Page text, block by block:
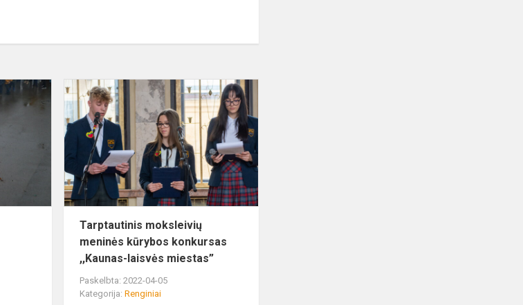
Auksinės
lemputės
2022
meninės
konkursas
,,Kaunas-...
Tarptautinis moksleivių
meninės kūrybos konkursas
,,Kaunas-laisvės miestas”
Paskelbta: 2022-04-05
Kategorija:Renginiai